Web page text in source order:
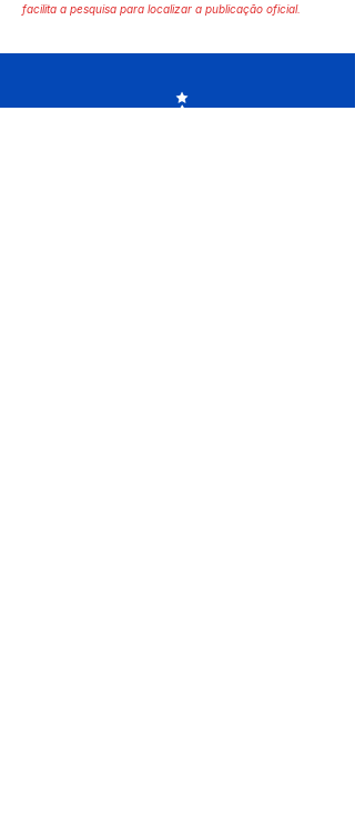
facilita a pesquisa para localizar a publicação oficial.